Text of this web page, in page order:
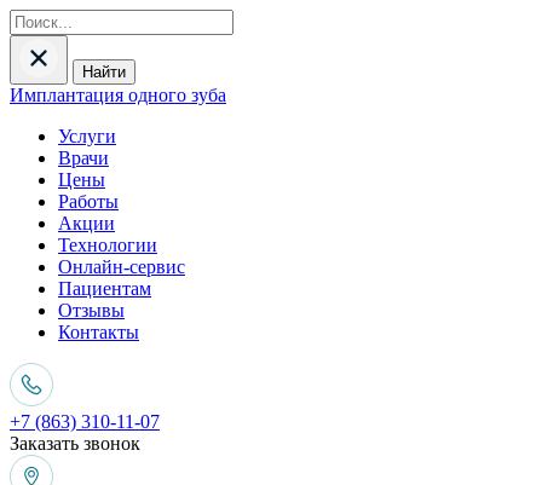
Найти
Имплантация одного зуба
Услуги
Врачи
Цены
Работы
Акции
Технологии
Онлайн-сервис
Пациентам
Отзывы
Контакты
+7 (863) 310-11-07
Заказать звонок